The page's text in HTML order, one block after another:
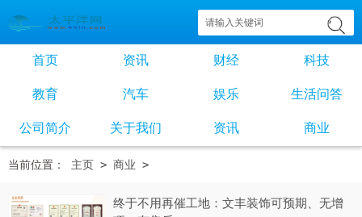
首页 资讯 财经 科技
教育 汽车 娱乐 生活问答
公司简介 关于我们 资讯 商业
当前位置： 主页 > 商业 >
终于不用再催工地：文丰装饰可预期、无增